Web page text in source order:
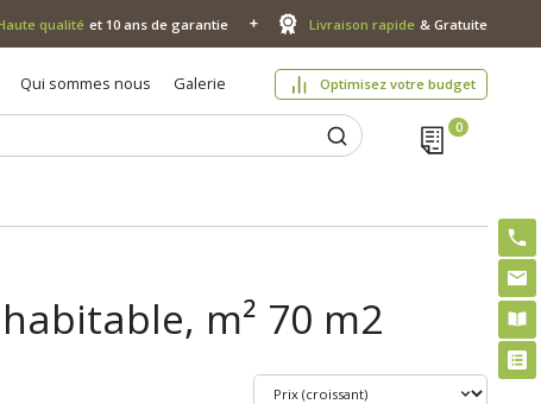
qualité et 10 ans de garantie Livraison rapide & Gratuite
Qui sommes nous Galerie Optimisez votre budget
m² 70 m2